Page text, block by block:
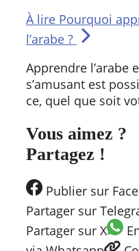
À lire Pourquoi
l’arabe ?
Apprendre l’arabe
s’amusant est
ce, quel que soit
Vous aimez ?
Partagez !
Publier sur
Partager sur
Partager sur X